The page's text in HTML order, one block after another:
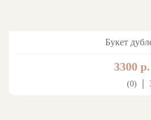
Букет
3300 р.
(0)